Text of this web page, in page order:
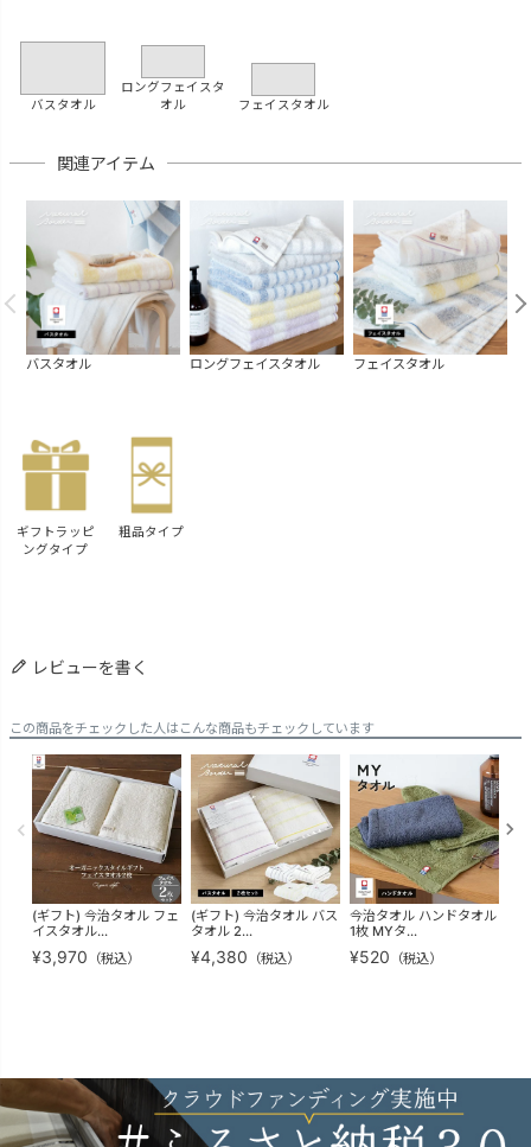
バスタオル
ロングフェイスタ
オル
フェイスタオル
関連アイテム
バスタオル ロングフェイスタオル フェイスタオル
ギフトラッピ
ングタイプ
粗品タイプ
レビューを書く
この商品をチェックした人はこんな商品もチェックしています
(ギフト) 今治タオル フェ
イスタオル...
¥3,970 （税込）
(ギフト) 今治タオル バス
タオル 2...
¥4,380 （税込）
今治タオル ハンドタオル
1枚 MYタ...
¥520 （税込）